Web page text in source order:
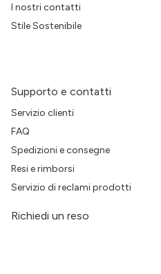
I nostri contatti
Stile Sostenibile
Supporto e contatti
Servizio clienti
FAQ
Spedizioni e consegne
Resi e rimborsi
Servizio di reclami prodotti
Richiedi un reso